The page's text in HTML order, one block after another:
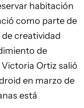
habitación
como parte de
de creatividad
de
Ortiz salió
en marzo de
está